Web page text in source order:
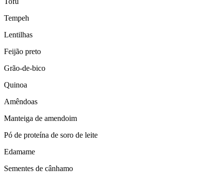
Tempeh
Lentilhas
Feijão preto
Grão-de-bico
Quinoa
Amêndoas
Manteiga de amendoim
Pó de proteína de soro de leite
Edamame
Sementes de cânhamo